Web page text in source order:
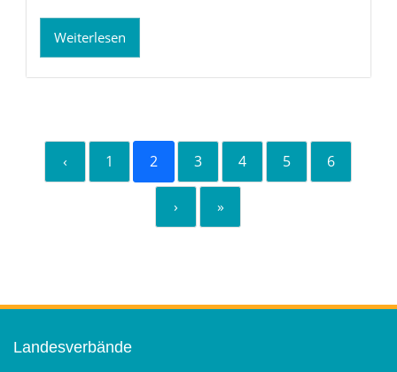
Weiterlesen
‹ 1 2 3 4 5 6
› »
Landesverbände